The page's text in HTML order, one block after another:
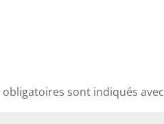
obligatoires sont indiqués avec